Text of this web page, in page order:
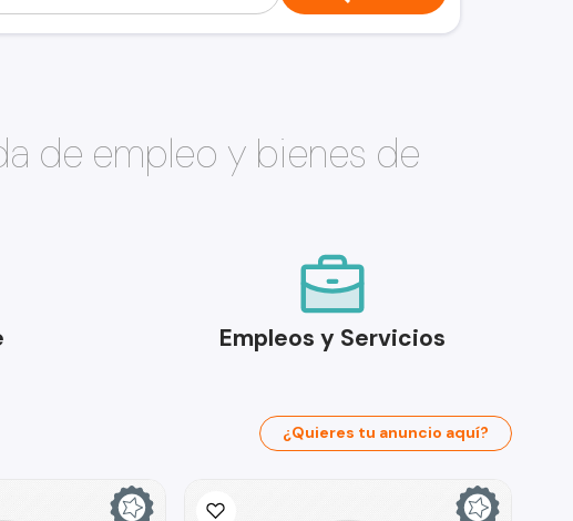
de empleo y bienes de
Empleos y Servicios
¿Quieres tu anuncio aquí?